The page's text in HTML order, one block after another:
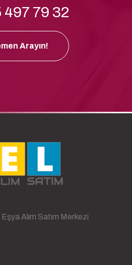
497 79 32
Arayın!
Alım Satım Merkezi